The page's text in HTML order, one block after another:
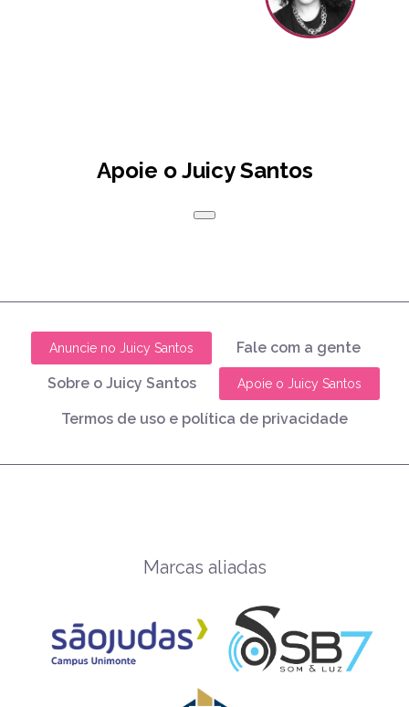
Apoie o Juicy Santos
Anuncie no Juicy Santos Fale com a gente
Sobre o Juicy Santos Apoie o Juicy Santos
Termos de uso e política de privacidade
Marcas aliadas